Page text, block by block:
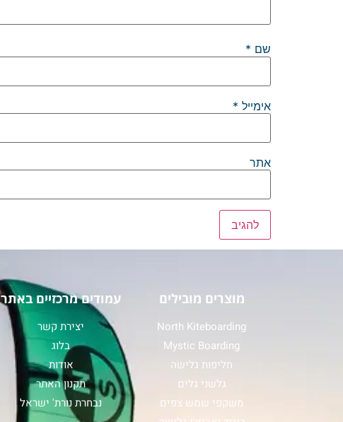
שם *
אימייל *
אתר
מוצרים מובילים
North Kiteboarding
Mystic Boarding
חליפות גלישה
גלשני גלים
משקפי שמש צפים
עמודים מרכזיים באתר
יצירת קשר
בלוג
אודות
תקנון האתר
נבחרת נורת' ישראל